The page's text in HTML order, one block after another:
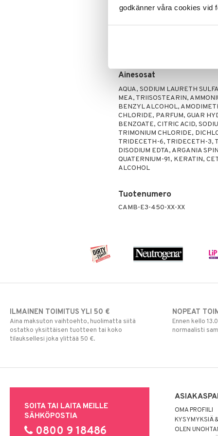
godkänner våra cookies vid
Käyttö
Ainesosat
AQUA, SODIUM LAURETH
MEA, TRIISOSTEARIN,
BENZYL ALCOHOL,
CHLORIDE, PARFUM, GUAR
BENZOATE, CITRIC ACID,
TRIMONIUM CHLORIDE,
TRIDECETH-6, TRIDECETH-3,
DISODIUM EDTA, ARGANIA
QUATERNIUM-91, KERATIN,
ALCOHOL
Tuotenumero
CAMB-E3-450-XX-XX
ILMAINEN TOIMITUS YLI 50 €
Aina maksuton vaihtoehto, huolimatta siitä
ostatko yksittäisen tuotteen tai koko
tilauksellesi joka ylittää 50 €.
NOPEAT
Ennen kello
normaalisti
SOITA TAI LAITA MEILLE
SÄHKÖPOSTIA
0800 9 18486
OMA PROFIILI
KYSYMYKSIÄ
OLEN